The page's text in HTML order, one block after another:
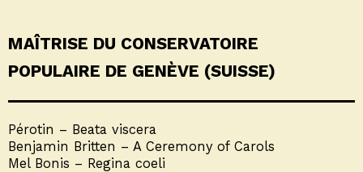
MAÎTRISE DU CONSERVATOIRE
POPULAIRE DE GENÈVE (SUISSE)
Pérotin – Beata viscera
Benjamin Britten – A Ceremony of Carols
Mel Bonis – Regina coeli